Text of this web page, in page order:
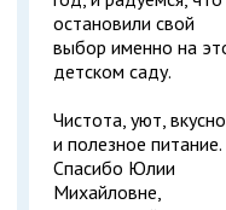
остановили свой
выбор именно на
детском саду.
Чистота, уют,
и полезное питание.
Спасибо Юлии
Михайловне,